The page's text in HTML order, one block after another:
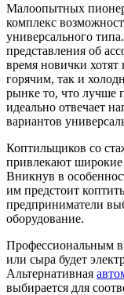
Малоопытных
комплекс
универсального
представления об
время новички хотят
горячим, так и
рынке то, что лучше
идеально отвечает
вариантов
Коптильщиков со
привлекают широкие
Вникнув в
им предстоит
предприниматели
оборудование.
Профессиональным
или сыра будет
Альтернативная
выбирается для